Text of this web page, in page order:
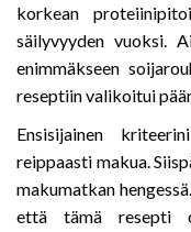
korkean
säilyvyyden vuoksi.
enimmäkseen
reseptiin valikoitui
Ensisijainen
reippaasti makua.
makumatkan
että tämä resepti